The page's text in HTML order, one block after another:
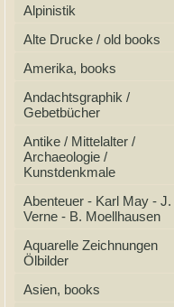
Alpinistik
Alte Drucke / old books
Amerika, books
Andachtsgraphik /
Gebetbücher
Antike / Mittelalter /
Archaeologie /
Kunstdenkmale
Abenteuer - Karl May - J.
Verne - B. Moellhausen
Aquarelle Zeichnungen
Ölbilder
Asien, books